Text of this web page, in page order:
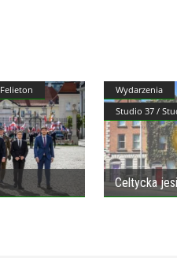
Felieton
Wydarzenia
Studio 37 /
Celtycka